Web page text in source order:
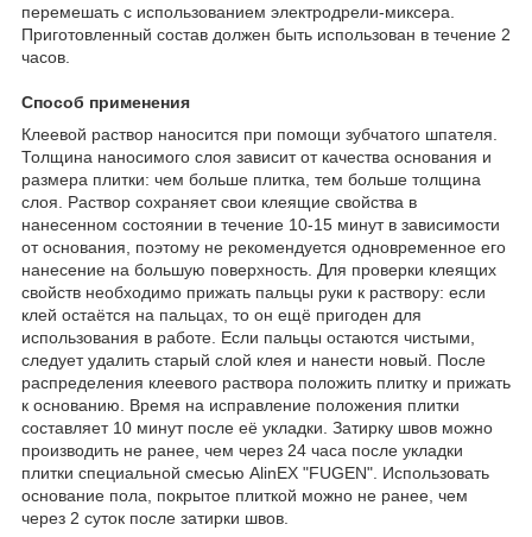
перемешать с использованием электродрели-миксера.
Приготовленный состав должен быть использован в течение 2
часов.
Способ применения
Клеевой раствор наносится при помощи зубчатого шпателя.
Толщина наносимого слоя зависит от качества основания и
размера плитки: чем больше плитка, тем больше толщина
слоя. Раствор сохраняет свои клеящие свойства в
нанесенном состоянии в течение 10-15 минут в зависимости
от основания, поэтому не рекомендуется одновременное его
нанесение на большую поверхность. Для проверки клеящих
свойств необходимо прижать пальцы руки к раствору: если
клей остаётся на пальцах, то он ещё пригоден для
использования в работе. Если пальцы остаются чистыми,
следует удалить старый слой клея и нанести новый. После
распределения клеевого раствора положить плитку и прижать
к основанию. Время на исправление положения плитки
составляет 10 минут после её укладки. Затирку швов можно
производить не ранее, чем через 24 часа после укладки
плитки специальной смесью АlinEX "FUGEN". Использовать
основание пола, покрытое плиткой можно не ранее, чем
через 2 суток после затирки швов.